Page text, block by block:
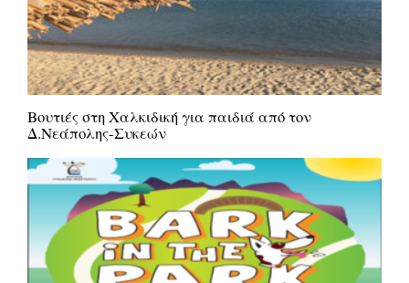
Bουτιές στη Χαλκιδική για παιδιά από τον
Δ.Νεάπολης-Συκεών